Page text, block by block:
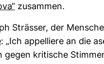
zusammen.
Strässer, der
: „Ich appel­liere an die
gegen kri­ti­sche